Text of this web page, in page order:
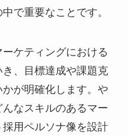
で重要なことです。
ケティングにおける
、目標達成や課題克
が明確化します。や
なスキルのあるマー
用ペルソナ像を設計